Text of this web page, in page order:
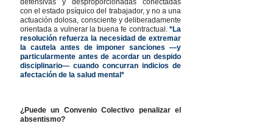
con el estado psíquico del trabajador, y no a una
actuación dolosa, consciente y deliberadamente
orientada a vulnerar la buena fe contractual. *La
resolución refuerza la necesidad de extremar
la cautela antes de imponer sanciones —y
particularmente antes de acordar un despido
disciplinario— cuando concurran indicios de
afectación de la salud mental*
¿Puede un Convenio Colectivo penalizar el
absentismo?